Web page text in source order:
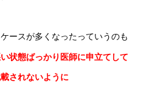
ースが多くなったっていうのも
い状態ばっかり医師に申立てして
されないように